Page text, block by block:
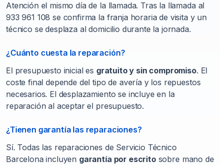
Atención el mismo día de la llamada. Tras la llamada al
933 961 108 se confirma la franja horaria de visita y un
técnico se desplaza al domicilio durante la jornada.
¿Cuánto cuesta la reparación?
El presupuesto inicial es gratuito y sin compromiso. El
coste final depende del tipo de avería y los repuestos
necesarios. El desplazamiento se incluye en la
reparación al aceptar el presupuesto.
¿Tienen garantía las reparaciones?
Sí. Todas las reparaciones de Servicio Técnico
Barcelona incluyen garantía por escritosobre mano de